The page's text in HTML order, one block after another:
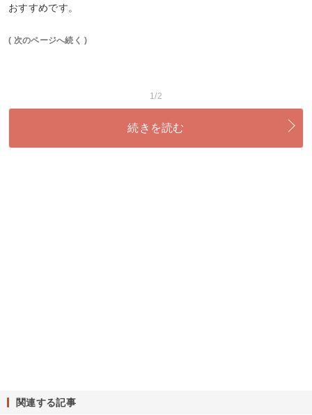
おすすめです。
( 次のページへ続く )
1/2
続きを読む
関連する記事